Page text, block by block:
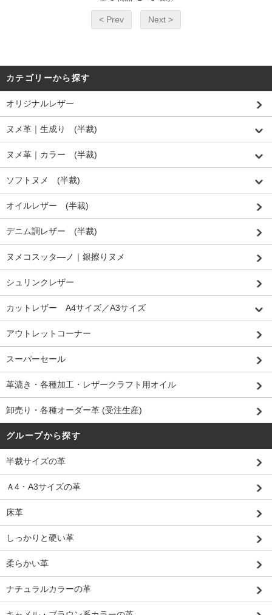
< Prev Next >
カテゴリーから探す
オリジナルレザー
ヌメ革｜生成り (半裁)
ヌメ革｜カラー (半裁)
ソフトヌメ (半裁)
オイルレザー (半裁)
デニム調レザー (半裁)
ヌメコスッタ―ノ｜銀擦りヌメ
シュリンクレザー
カットレザー A4サイズ／A3サイズ
アウトレットコーナー
スーパーセール
革漉き・各種加工・レザークラフト用オイル
卸売り・各種オーダー革 (受注生産)
グループから探す
半裁サイズの革
Ａ4・A3サイズの革
床革
しっかりと硬い革
柔らかい革
ナチュラルカラーの革